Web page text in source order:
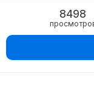
8498